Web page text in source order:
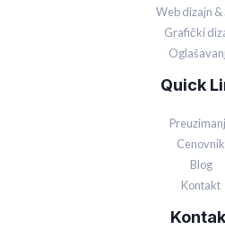
Web dizajn &
Grafički
Quick
Cenovnik
Blog
Kontakt